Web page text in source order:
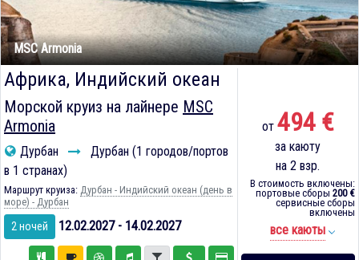
MSC Armonia
Африка, Индийский океан
Морской круиз на лайнере MSC
Armonia
Дурбан
Дурбан (1 городов/портов
в 1 странах)
Маршрут круиза: Дурбан - Индийский океан (день в
море) - Дурбан
2 ночей 12.02.2027 - 14.02.2027
от 494 €
за каюту
на 2 взр.
В стоимость включены:
портовые сборы 200 €
сервисные сборы
включены
все каюты